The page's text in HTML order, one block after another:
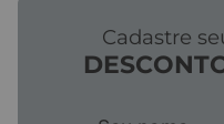
Cadastre